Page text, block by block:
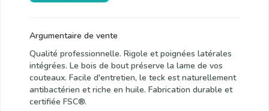
Argumentaire de vente
Qualité professionnelle. Rigole et poignées latérales
intégrées. Le bois de bout préserve la lame de vos
couteaux. Facile d'entretien, le teck est naturellement
antibactérien et riche en huile. Fabrication durable et
certifiée FSC®.